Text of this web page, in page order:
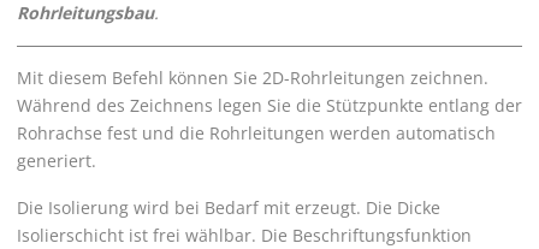
Rohrleitungsbau.
Mit diesem Befehl können Sie 2D-Rohrleitungen zeichnen.
Während des Zeichnens legen Sie die Stützpunkte entlang der
Rohrachse fest und die Rohrleitungen werden automatisch
generiert.
Die Isolierung wird bei Bedarf mit erzeugt. Die Dicke
Isolierschicht ist frei wählbar. Die Beschriftungsfunktion